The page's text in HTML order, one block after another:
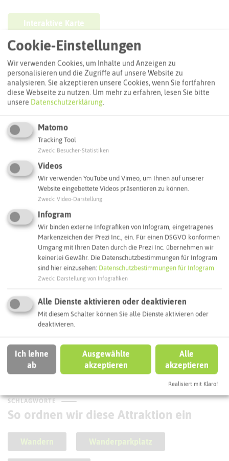
Interaktive Karte
Routenplanung zum Ziel:
ÖPNV-Route finden
Autoroute finden
ATTRAKTIONEN IN DER UMGEBUNG
Was ihr hier noch erleben könnt
SCHLAGWORTE
So ordnen wir diese Attraktion ein
Wandern Wanderparkplatz
Cookie-Einstellungen
Wir verwenden Cookies, um Inhalte und Anzeigen zu
personalisieren und die Zugriffe auf unsere Website zu
analysieren. Sie akzeptieren unsere Cookies, wenn Sie fortfahren
diese Webseite zu nutzen. Um mehr zu erfahren, lesen Sie bitte
unsere Datenschutzerklärung.
Matomo
Tracking Tool
Zweck Besucher-Statistiken
Videos
Wir verwenden YouTube und Vimeo, um Ihnen auf unserer
Website eingebettete Videos präsentieren zu können.
Zweck Video-Darstellung
Infogram
Wir binden externe Infografiken von Infogram, eingetragenes
Markenzeichen der Prezi Inc., ein. Für einen DSGVO konformen
Umgang mit Ihren Daten durch die Prezi Inc. übernehmen wir
keinerlei Gewähr. Die Datenschutzbestimmungen für Infogram
sind hier einzusehen: Datenschutzbestimmungen für Infogram
Zweck Darstellung von Infografiken
Alle Dienste aktivieren oder deaktivieren
Mit diesem Schalter können Sie alle Dienste aktivieren oder
deaktivieren.
Ich lehne
ab
Ausgewählte
akzeptieren
Alle
akzeptieren
Realisiert mit Klaro!